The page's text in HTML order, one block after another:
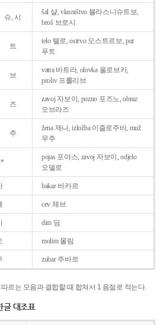
슈, 시
šal 샬, vlasništvo 블라스니슈트보,
broš 브로시
트
telo 텔로, ostrvo 오스트르보, put
푸트
브
vatra 바트라, olovka 올로브카,
proliv 프롤리브
즈
zavoj 자보이, pozno 포즈노, obraz
오브라즈
주
žena 제나, izložba 이즐로주바, muž
무주
*
pojas 포야스, zavoj 자보이, odjelo
오델로
bakar 바카르
cev 체브
dim 딤
molim 몰림
zubar 주바르
따르는 모음과 결합할 때 합쳐서 1 음절로 적는다.
글 대조표